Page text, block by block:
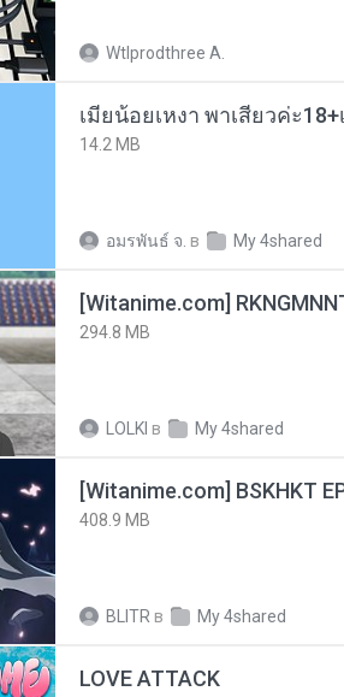
Wtlprodthree A.
14.2 MB
อมรพันธ์ จ. в My 4shared
294.8 MB
LOLKI в My 4shared
[Witanime.com] BSKHKT
408.9 MB
BLITR в My 4shared
LOVE ATTACK